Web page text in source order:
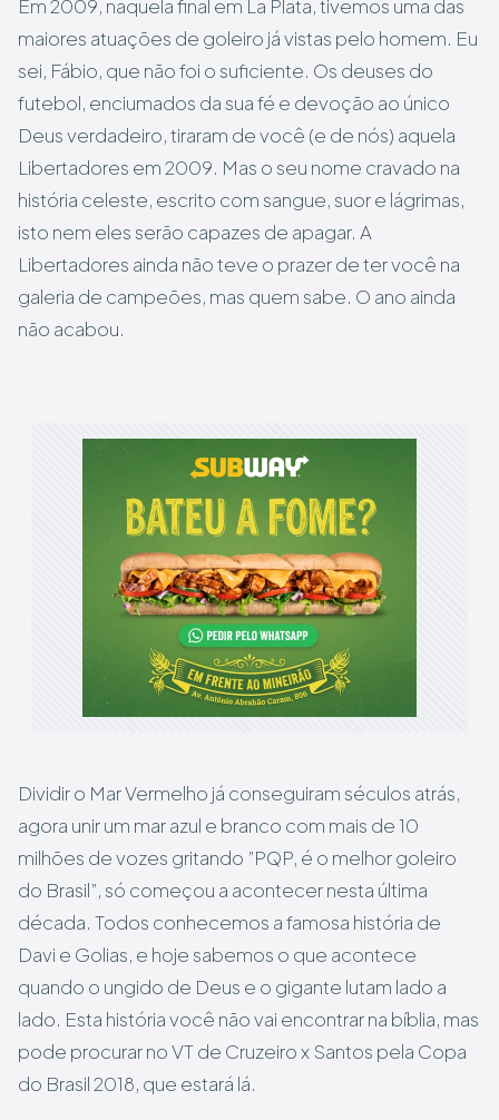
Em 2009, naquela final em La Plata, tivemos uma das
maiores atuações de goleiro já vistas pelo homem. Eu
sei, Fábio, que não foi o suficiente. Os deuses do
futebol, enciumados da sua fé e devoção ao único
Deus verdadeiro, tiraram de você (e de nós) aquela
Libertadores em 2009. Mas o seu nome cravado na
história celeste, escrito com sangue, suor e lágrimas,
isto nem eles serão capazes de apagar. A
Libertadores ainda não teve o prazer de ter você na
galeria de campeões, mas quem sabe. O ano ainda
não acabou.
Dividir o Mar Vermelho já conseguiram séculos atrás,
agora unir um mar azul e branco com mais de 10
milhões de vozes gritando ”PQP, é o melhor goleiro
do Brasil”, só começou a acontecer nesta última
década. Todos conhecemos a famosa história de
Davi e Golias, e hoje sabemos o que acontece
quando o ungido de Deus e o gigante lutam lado a
lado. Esta história você não vai encontrar na bíblia, mas
pode procurar no VT de Cruzeiro x Santos pela Copa
do Brasil 2018, que estará lá.